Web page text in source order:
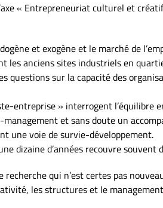
« Entrepreneuriat culturel et
et exogène et le marché de
les anciens sites industriels en
questions sur la capacité des
entreprise » interrogent l’équilibre
et sans doute un
une voie de survie-développement.
dizaine d’années recouvre
recherche qui n’est certes pas
les structures et le